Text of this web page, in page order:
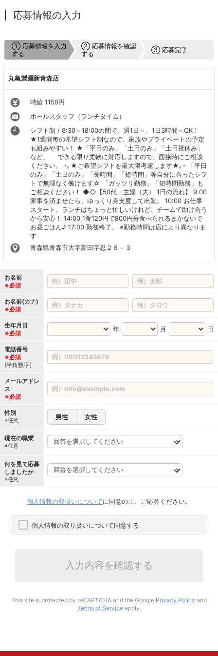
応募情報の入力
① 応募情報を入力
する
② 応募情報を確認
する
③ 応募完了
丸亀製麺新青森店
時給 1150円
ホールスタッフ（ランチタイム）
シフト制 / 8:30～18:00の間で、週1日～、1日3時間～OK！
★1週間毎の希望シフト制なので、家族やプライベートの予定
も組みやすい！ ★「平日のみ」「土日のみ」「土日祝休み」
など、 できる限り柔軟に対応しますので、面接時にご相談
ください。 ･｡★ご希望シフトを最大限考慮します★｡･ 「平日
のみ」「土日のみ」「長時間」「短時間」等自分に合ったシフ
トで無理なく働けます☆ 「ガッツリ勤務」「短時間勤務」も
ご相談ください！ ◆◇【50代・主婦（夫） 1日の流れ】 9:00
家事を済ませたら、ゆっくり身支度して出勤。 10:00 お仕事
スタート。ランチはちょっと忙しいけれど、チームで助け合う
から安心！ 14:00 1食120円で800円分食べられるまかないで
お昼ごはん♪ 17:00 勤務終了。 ※勤務時間は店により異なりま
す
青森県青森市大字新田字忍２８－３
お名前
※必須
お名前(カナ)
※必須
生年月日
※必須
年 月 日
電話番号
※必須
(半角数字)
メールアドレ
ス
※必須
性別
※任意 男性 女性
現在の職業
※任意
何を見て応募
しましたか
※任意
個人情報の取扱いについてに同意の上、ご応募ください。
個人情報の取り扱いについて同意する
入力内容を確認する
This site is protected by reCAPTCHA and the Google Privacy Policy and
Terms of Serviceapply.